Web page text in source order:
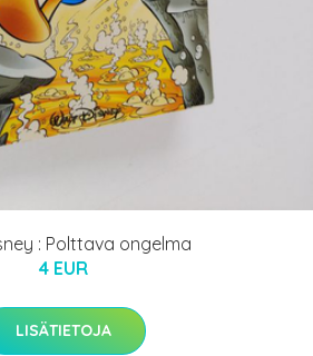
: Polttava ongelma
4 EUR
LISÄTIETOJA